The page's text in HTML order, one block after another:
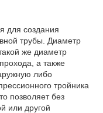
для создания
трубы. Диаметр
же диаметр
а также
либо
тройника
позволяет без
или другой